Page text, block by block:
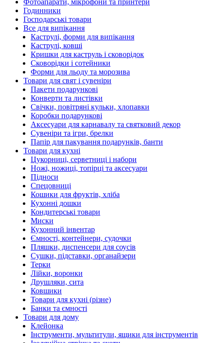
Фотоапарати, мікрофони та принтери
Годинники
Господарські товари
Все для випікання
Каструлі, форми для випікання
Каструлі, ковші
Кришки для каструль і сковорідок
Сковорідки і сотейники
Форми для льоду та морозива
Товари для свят і сувеніри
Пакети подарункові
Конверти та листівки
Свічки, повітряні кульки, хлопавки
Коробки подарункові
Аксесуари для карнавалу та святковий декор
Сувеніри та ігри, брелки
Папір для пакування подарунків, банти
Товари для кухні
Цукорниці, серветниці і набори
Ножі, ножиці, топірці та аксесуари
Підноси
Спецовниці
Кошики для фруктів, хліба
Кухонні дошки
Кондитерські товари
Миски
Кухонний інвентар
Ємності, контейнери, судочки
Пляшки, диспенсери для соусів
Сушки, підставки, органайзери
Терки
Лійки, воронки
Друшляки, сита
Ковшики
Товари для кухні (різне)
Банки та ємності
Товари для дому
Клейонка
Інструменти, мультитули, ящики для інструментів